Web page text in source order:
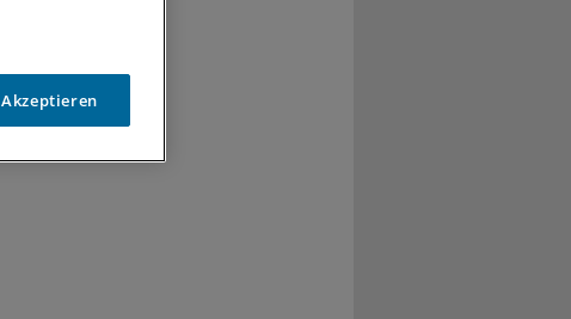
Akzeptieren